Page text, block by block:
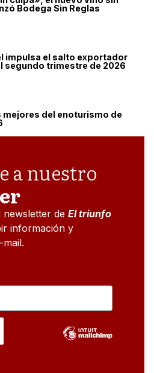
Bodega Sin Reglas
impulsa el salto exportador
segundo trimestre de 2026
mejores del enoturismo de
a nuestro
newsletter deEl triunfo
información y